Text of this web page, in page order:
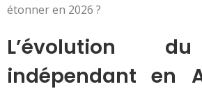
étonner en 2026 ?
L’évolution
indépendant en